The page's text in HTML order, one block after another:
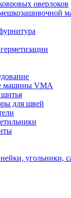
оверлоков
машины VMA
шитья
для швей
угольники,